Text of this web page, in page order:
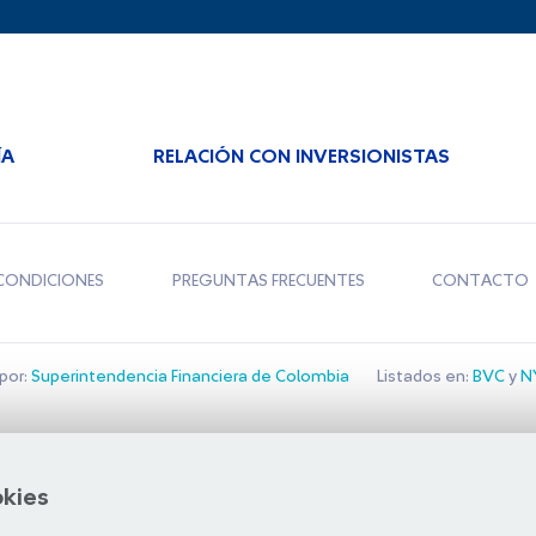
RELACIÓN CON INVERSIONISTAS
PREGUNTAS FRECUENTES CONTACTO
Superintendencia Financiera de Colombia Listados en: BVCy